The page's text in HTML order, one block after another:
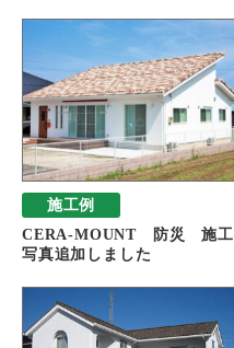
施工例
CERA-MOUNT 防災 施工
写真追加しました